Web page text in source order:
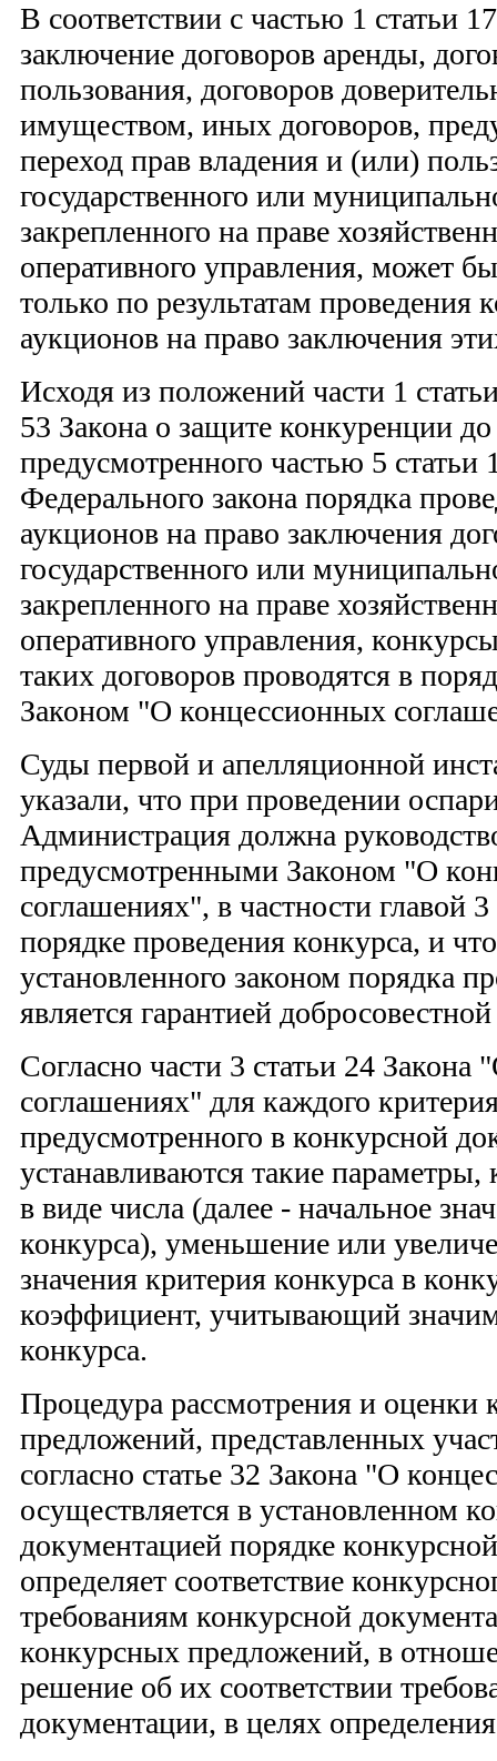
В соответствии с частью 1 статьи
заключение договоров аренды,
пользования, договоров
имуществом, иных договоров,
переход прав владения и (или)
государственного или
закрепленного на праве
оперативного управления, может
только по результатам проведения
аукционов на право заключения
Исходя из положений части 1
53 Закона о защите конкуренции
предусмотренного частью 5 статьи
Федерального закона порядка
аукционов на право заключения
государственного или
закрепленного на праве
оперативного управления,
таких договоров проводятся в
Законом "О концессионных
Суды первой и апелляционной
указали, что при проведении
Администрация должна
предусмотренными Законом "О
соглашениях", в частности главой
порядке проведения конкурса, и
установленного законом порядка
является гарантией
Согласно части 3 статьи 24
соглашениях" для каждого
предусмотренного в конкурсной
устанавливаются такие параметры,
в виде числа (далее - начальное
конкурса), уменьшение или
значения критерия конкурса в
коэффициент, учитывающий
конкурса.
Процедура рассмотрения и оценки
предложений, представленных
согласно статье 32 Закона "О
осуществляется в установленном
документацией порядке
определяет соответствие
требованиям конкурсной
конкурсных предложений, в
решение об их соответствии
документации, в целях